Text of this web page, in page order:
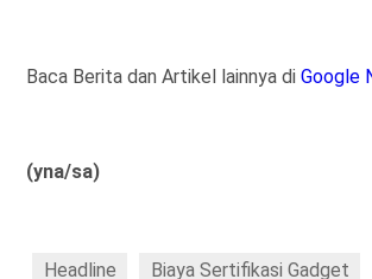
Baca Berita dan Artikel lainnya diGoogle
(yna/sa)
Headline Biaya Sertifikasi Gadget